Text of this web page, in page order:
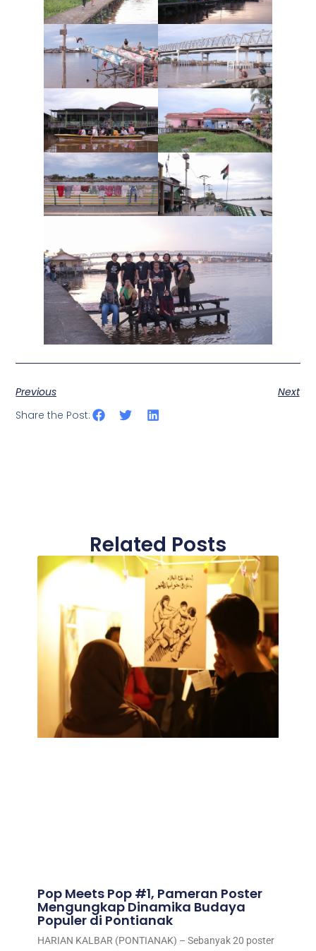
Previous
Next
Share the Post:
Related Posts
Pop Meets Pop #1, Pameran Poster
Mengungkap Dinamika Budaya
Populer di Pontianak
HARIAN KALBAR (PONTIANAK) – Sebanyak 20 poster